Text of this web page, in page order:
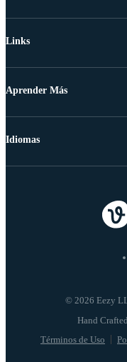
Links
Aprender Más
© 2026 Eezy
Términos de Uso
Idiomas